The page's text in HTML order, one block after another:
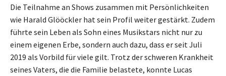
Die Teilnahme an Shows zusammen mit Persönlichkeiten
wie Harald Glööckler hat sein Profil weiter gestärkt. Zudem
führte sein Leben als Sohn eines Musikstars nicht nur zu
einem eigenen Erbe, sondern auch dazu, dass er seit Juli
2019 als Vorbild für viele gilt. Trotz der schweren Krankheit
seines Vaters, die die Familie belastete, konnte Lucas